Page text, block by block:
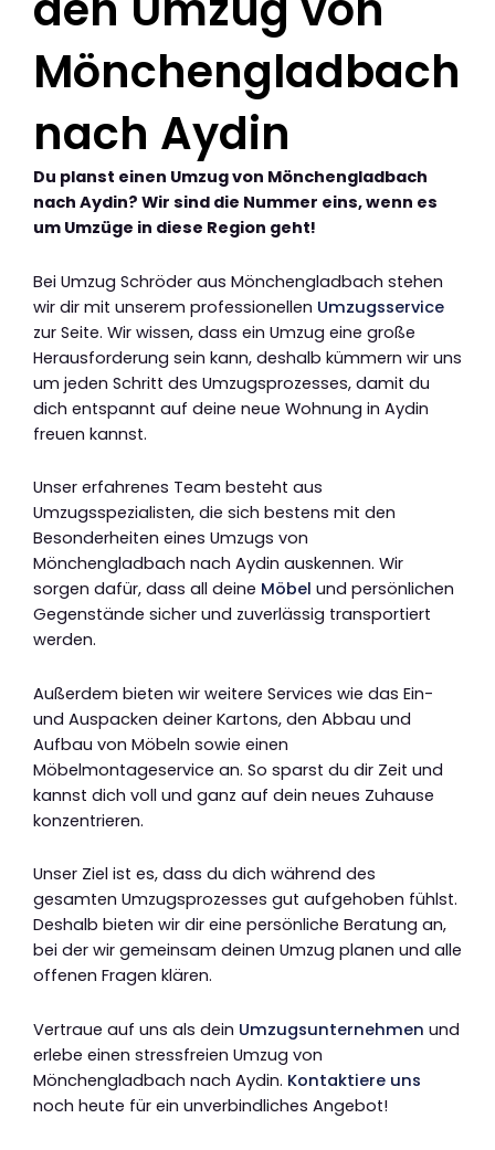
Mönchengladbach
nach Aydin
Du planst einen Umzug von Mönchengladbach
nach Aydin? Wir sind die Nummer eins, wenn es
um Umzüge in diese Region geht!
Bei Umzug Schröder aus Mönchengladbach stehen
wir dir mit unserem professionellen Umzugsservice
zur Seite. Wir wissen, dass ein Umzug eine große
Herausforderung sein kann, deshalb kümmern wir uns
um jeden Schritt des Umzugsprozesses, damit du
dich entspannt auf deine neue Wohnung in Aydin
freuen kannst.
Unser erfahrenes Team besteht aus
Umzugsspezialisten, die sich bestens mit den
Besonderheiten eines Umzugs von
Mönchengladbach nach Aydin auskennen. Wir
sorgen dafür, dass all deine Möbel und persönlichen
Gegenstände sicher und zuverlässig transportiert
werden.
Außerdem bieten wir weitere Services wie das Ein-
und Auspacken deiner Kartons, den Abbau und
Aufbau von Möbeln sowie einen
Möbelmontageservice an. So sparst du dir Zeit und
kannst dich voll und ganz auf dein neues Zuhause
konzentrieren.
Unser Ziel ist es, dass du dich während des
gesamten Umzugsprozesses gut aufgehoben fühlst.
Deshalb bieten wir dir eine persönliche Beratung an,
bei der wir gemeinsam deinen Umzug planen und alle
offenen Fragen klären.
Vertraue auf uns als dein Umzugsunternehmen und
erlebe einen stressfreien Umzug von
Mönchengladbach nach Aydin. Kontaktiere uns
noch heute für ein unverbindliches Angebot!